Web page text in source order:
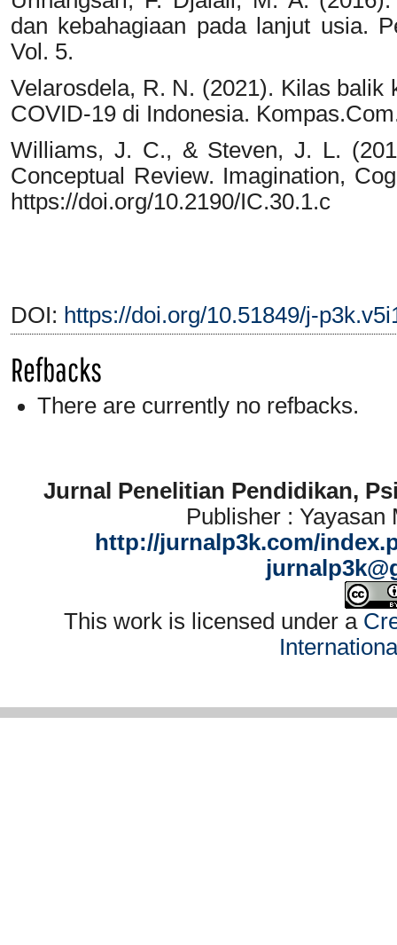
dan kebahagiaan pada lanjut usia.
Vol. 5.
Velarosdela, R. N. (2021). Kilas
COVID-19 di Indonesia.
Williams, J. C., & Steven, J. L.
Conceptual Review. Imagination,
https://doi.org/10.2190/IC.30.1.c
DOI: https://doi.org/10.51849/j-
Refbacks
There are currently no refbacks.
Jurnal Penelitian Pendidikan,
Publisher : Yayasan
http://jurnalp3k.com/
This work is licensed under a